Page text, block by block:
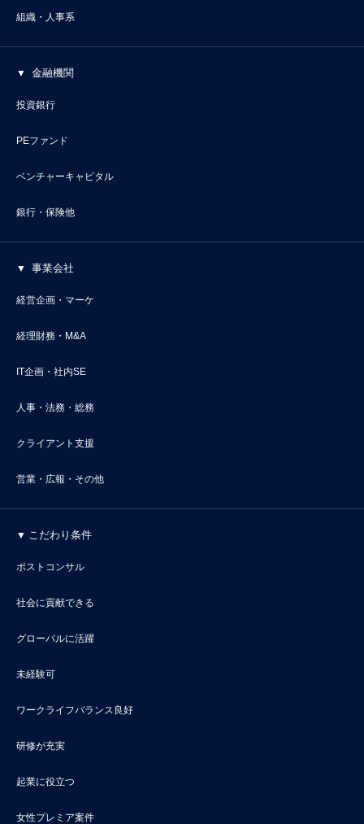
組織・人事系
金融機関
投資銀行
PEファンド
ベンチャーキャピタル
銀行・保険他
事業会社
経営企画・マーケ
経理財務・M&A
IT企画・社内SE
人事・法務・総務
クライアント支援
営業・広報・その他
こだわり条件
ポストコンサル
社会に貢献できる
グローバルに活躍
未経験可
ワークライフバランス良好
研修が充実
起業に役立つ
女性プレミア案件